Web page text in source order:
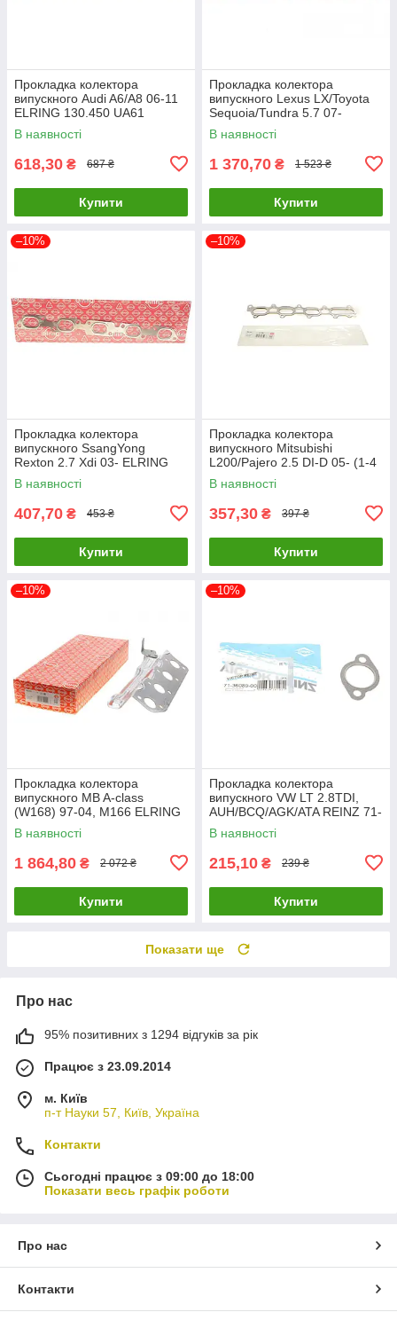
Прокладка колектора
випускного Audi A6/A8 06-11
ELRING 130.450 UA61
В наявності
618,30 ₴ 687 ₴
Купити
Прокладка колектора
випускного Lexus LX/Toyota
Sequoia/Tundra 5.7 07-
ELRING 707.900 UA61
В наявності
1 370,70 ₴ 1 523 ₴
Купити
–10%
Прокладка колектора
випускного SsangYong
Rexton 2.7 Xdi 03- ELRING
296.260 UA61
В наявності
407,70 ₴ 453 ₴
Купити
–10%
Прокладка колектора
випускного Mitsubishi
L200/Pajero 2.5 DI-D 05- (1-4
циліндр) ELRING 940.580
UA61
В наявності
357,30 ₴ 397 ₴
Купити
–10%
Прокладка колектора
випускного MB A-class
(W168) 97-04, M166 ELRING
142.030 UA61
В наявності
1 864,80 ₴ 2 072 ₴
Купити
–10%
Прокладка колектора
випускного VW LT 2.8TDI,
AUH/BCQ/AGK/ATA REINZ 71-
36089-00 UA61
В наявності
215,10 ₴ 239 ₴
Купити
Показати ще
Про нас
95% позитивних з 1294 відгуків за рік
Працює з 23.09.2014
м. Київ
п-т Науки 57, Київ, Україна
Контакти
Сьогодні працює з 09:00 до 18:00
Показати весь графік роботи
Про нас
Контакти